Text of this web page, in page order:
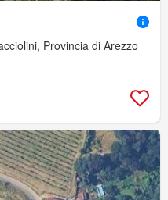
Provincia di Arezzo